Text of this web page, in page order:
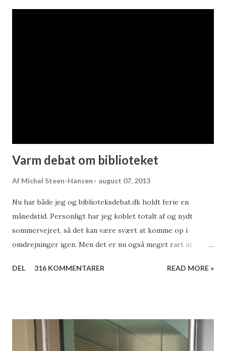
Varm debat om biblioteket
Af Michel Steen-Hansen august 07, 2013
Nu har både jeg og biblioteksdebat.dk holdt ferie en
månedstid. Personligt har jeg koblet totalt af og nydt
sommervejret, så det kan være svært at komme op i
omdrejninger igen. Men det er nu også meget rart at
danne mig et overblik over mediernes omtale og debat om
på, men det må vi jo så have rettet op på når nu udendørs
temperaturen falder. Igennem sommeren har Danmarks
DEL 316 KOMMENTARER READ MORE »